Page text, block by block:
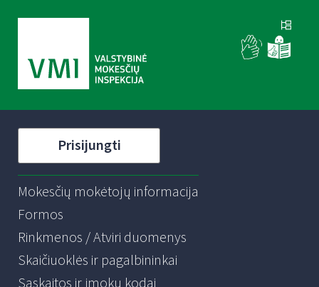
Prisijungti
Mokesčių mokėtojų informacija
Formos
Rinkmenos / Atviri duomenys
Skaičiuoklės ir pagalbininkai